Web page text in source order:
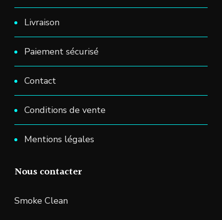
Livraison
Paiement sécurisé
Contact
Conditions de vente
Mentions légales
Nous contacter
Smoke Clean